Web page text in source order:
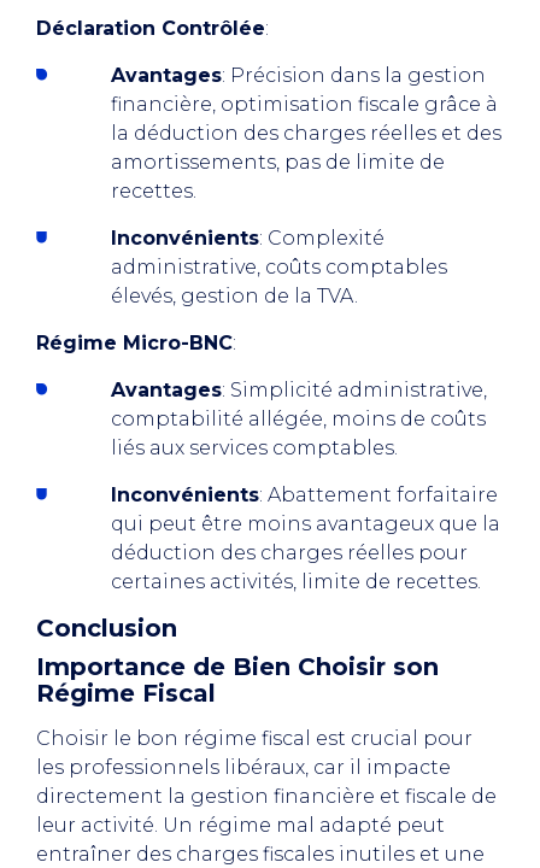
Déclaration Contrôlée:
Avantages: Précision dans la gestion
financière, optimisation fiscale grâce à
la déduction des charges réelles et des
amortissements, pas de limite de
recettes.
Inconvénients: Complexité
administrative, coûts comptables
élevés, gestion de la TVA.
Régime Micro-BNC:
Avantages: Simplicité administrative,
comptabilité allégée, moins de coûts
liés aux services comptables.
Inconvénients: Abattement forfaitaire
qui peut être moins avantageux que la
déduction des charges réelles pour
certaines activités, limite de recettes.
Conclusion
Importance de Bien Choisir son
Régime Fiscal
Choisir le bon régime fiscal est crucial pour
les professionnels libéraux, car il impacte
directement la gestion financière et fiscale de
leur activité. Un régime mal adapté peut
entraîner des charges fiscales inutiles et une